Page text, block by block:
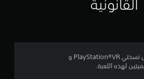
القانونية
يتيح لك هذا المنتج تنزيل نسختي PlayStation®VR و